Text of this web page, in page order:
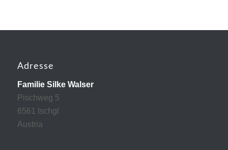
Adresse
Familie Silke Walser
Pischweg 5
6561 Ischgl
Austria